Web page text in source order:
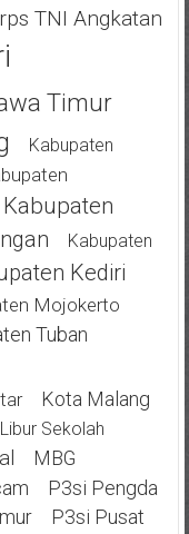
TNI Angkatan
Timur
Kabupaten
Kabupaten
Kabupaten
Kediri
Mojokerto
Tuban
Kota Malang
Libur Sekolah
MBG
P3si Pengda
P3si Pusat